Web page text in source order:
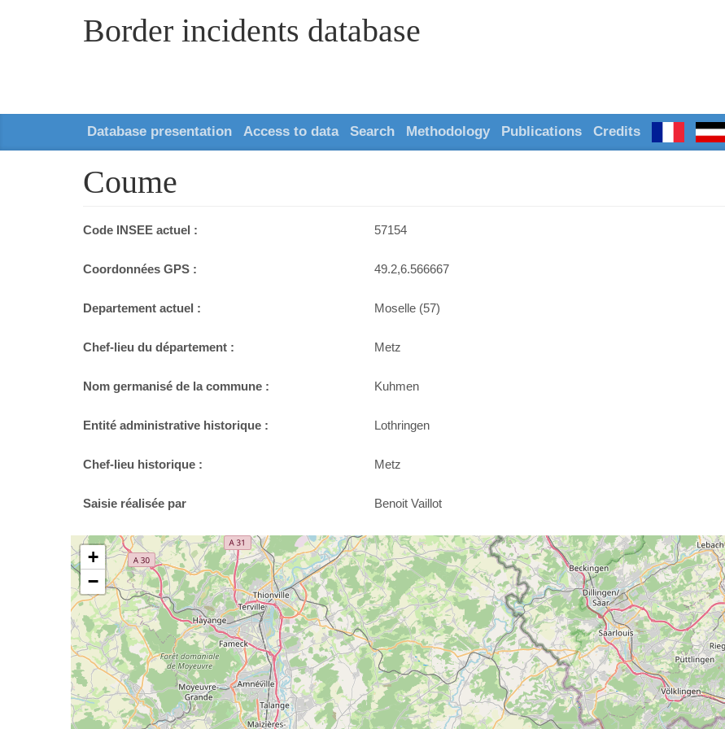
Border incidents database
Database presentation Access to data Search Methodology Publications Credits
Coume
Code INSEE actuel : 57154
Coordonnées GPS : 49.2,6.566667
Departement actuel : Moselle (57)
Chef-lieu du département : Metz
Nom germanisé de la commune : Kuhmen
Entité administrative historique : Lothringen
Chef-lieu historique : Metz
Saisie réalisée par Benoit Vaillot
+
−